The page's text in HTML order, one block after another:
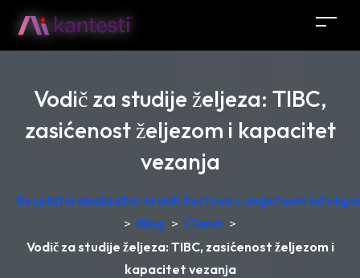
Vodič za studije željeza: TIBC,
zasićenost željezom i kapacitet
vezanja
Besplatni analizator krvnih testova s umjetnom
> Blog > Članci >
Vodič za studije željeza: TIBC, zasićenost željezom i
kapacitet vezanja